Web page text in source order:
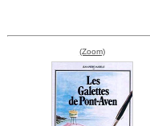
(Zoom)